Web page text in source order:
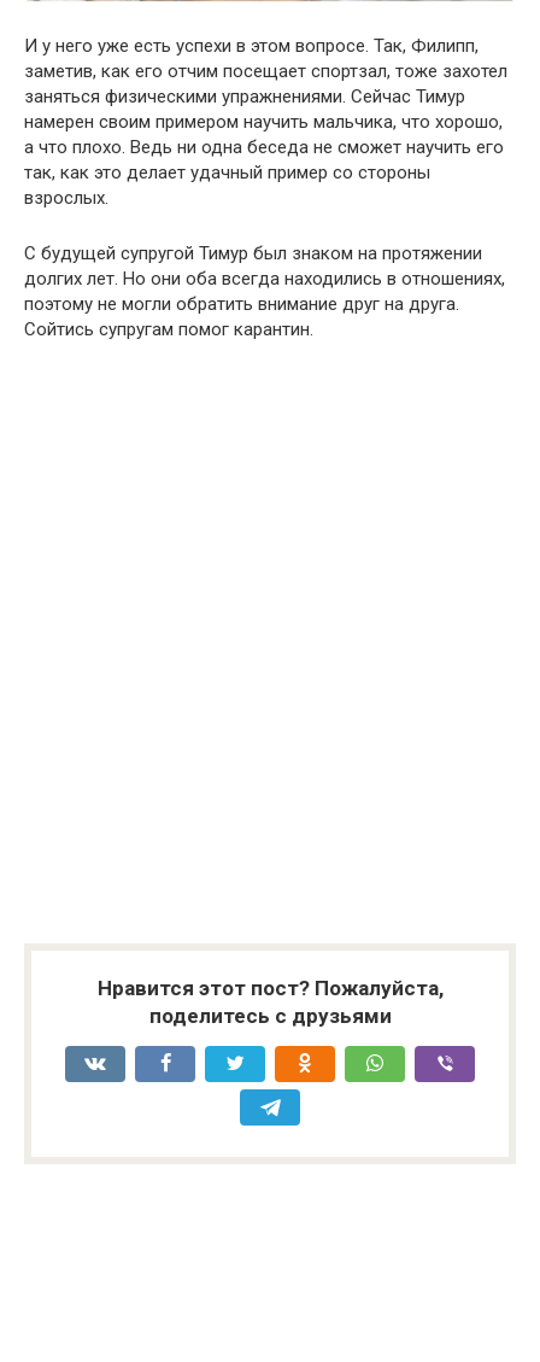
И у него уже есть успехи в этом вопросе. Так, Филипп,
заметив, как его отчим посещает спортзал, тоже захотел
заняться физическими упражнениями. Сейчас Тимур
намерен своим примером научить мальчика, что хорошо,
а что плохо. Ведь ни одна беседа не сможет научить его
так, как это делает удачный пример со стороны
взрослых.
С будущей супругой Тимур был знаком на протяжении
долгих лет. Но они оба всегда находились в отношениях,
поэтому не могли обратить внимание друг на друга.
Сойтись супругам помог карантин.
Нравится этот пост? Пожалуйста,
поделитесь с друзьями